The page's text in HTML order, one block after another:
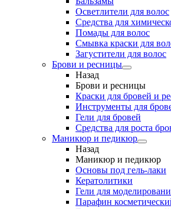
Осветлители для волос
Средства для
Помады для волос
Смывка краски для
Загустители для волос
Брови и ресницы
Назад
Брови и ресницы
Краски для бровей и
Инструменты для
Гели для бровей
Средства для роста
Маникюр и педикюр
Назад
Маникюр и педикюр
Основы под гель-лаки
Кератолитики
Гели для
Парафин